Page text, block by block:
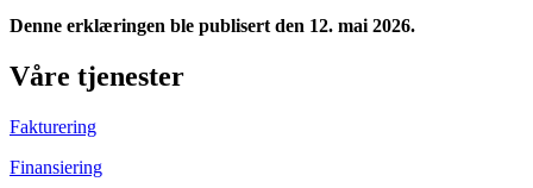
Denne erklæringen ble publisert den 12. mai 2026.
Våre tjenester
Fakturering
Finansiering